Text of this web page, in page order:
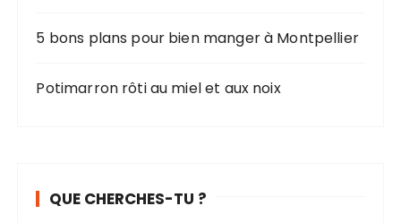
5 bons plans pour bien manger à Montpellier
Potimarron rôti au miel et aux noix
QUE CHERCHES-TU ?